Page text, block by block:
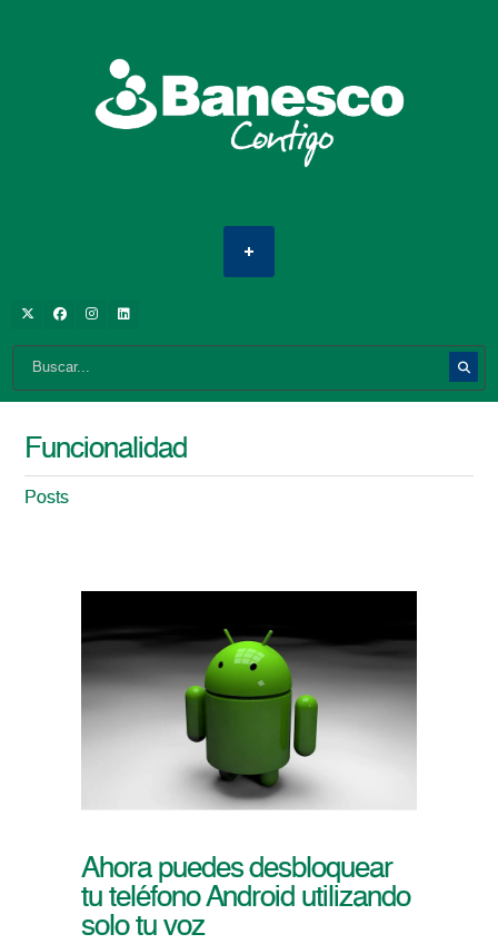
Funcionalidad
Posts
Ahora puedes desbloquear
tu teléfono Android utilizando
solo tu voz